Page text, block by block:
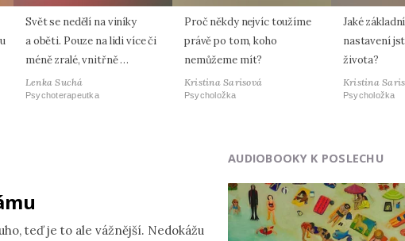
Svět se nedělí na viníky
a oběti. Pouze na lidi více či
méně zralé, vnitřně …
Lenka Suchá
Psychoterapeutka
Proč někdy nejvíc toužíme
právě po tom, koho
nemůžeme mít?
Kristina Sarisová
Psycholožka
Jaké
nastavení
života?
Kristina
Psycholožka
teď je to ale vážnější. Nedokážu
AUDIOBOOKY K POSLECHU